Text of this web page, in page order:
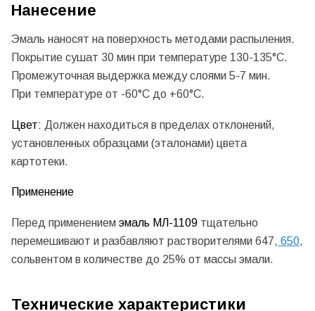
Нанесение
Эмаль наносят на поверхность методами распыления.
Покрытие сушат 30 мин при температуре 130-135°С.
Промежуточная выдержка между слоями 5-7 мин.
При температуре от -60°С до +60°С.
Цвет: Должен находиться в пределах отклонений,
установленных образцами (эталонами) цвета
картотеки.
Применение
Перед применением эмаль МЛ-1109 тщательно
перемешивают и разбавляют растворителями 647, 650,
сольвентом в количестве до 25% от массы эмали.
Технические характеристики